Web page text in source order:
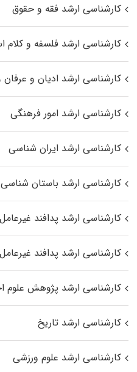
کارشناسی ارشد فقه و حقوق
کارشناسی ارشد فلسفه و کلام
کارشناسی ارشد ادیان و
کارشناسی ارشد امور فرهنگی
کارشناسی ارشد ایران شناسی
کارشناسی ارشد باستان شناسی
کارشناسی ارشد پدافند غیرعامل
کارشناسی ارشد پدافند غیرعامل ۲
کارشناسی ارشد پژوهش علوم
کارشناسی ارشد تاریخ
کارشناسی ارشد علوم ورزشی